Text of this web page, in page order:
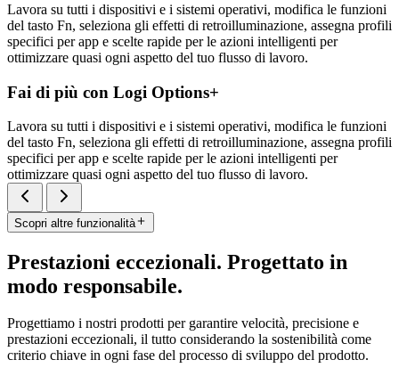
Lavora su tutti i dispositivi e i sistemi operativi, modifica le funzioni
del tasto Fn, seleziona gli effetti di retroilluminazione, assegna profili
specifici per app e scelte rapide per le azioni intelligenti per
ottimizzare quasi ogni aspetto del tuo flusso di lavoro.
Fai di più con Logi Options+
Lavora su tutti i dispositivi e i sistemi operativi, modifica le funzioni
del tasto Fn, seleziona gli effetti di retroilluminazione, assegna profili
specifici per app e scelte rapide per le azioni intelligenti per
ottimizzare quasi ogni aspetto del tuo flusso di lavoro.
Scopri altre funzionalità
Prestazioni eccezionali. Progettato in
modo responsabile.
Progettiamo i nostri prodotti per garantire velocità, precisione e
prestazioni eccezionali, il tutto considerando la sostenibilità come
criterio chiave in ogni fase del processo di sviluppo del prodotto.